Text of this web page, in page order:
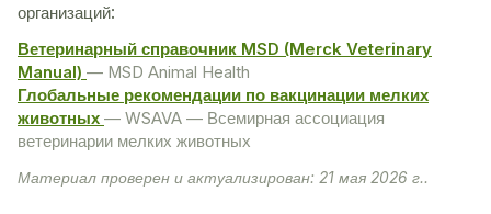
организаций:
Ветеринарный справочник MSD (Merck Veterinary
Manual) — MSD Animal Health
Глобальные рекомендации по вакцинации мелких
животных — WSAVA — Всемирная ассоциация
ветеринарии мелких животных
Материал проверен и актуализирован: 21 мая 2026 г..